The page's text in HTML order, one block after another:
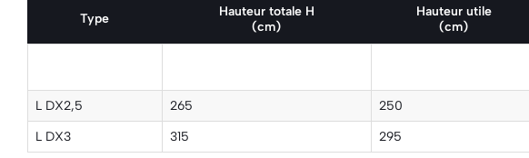
Type
Hauteur totale H
(cm)
Hauteur utile
(cm)
L DX2,5
265 250
L DX3
315 295